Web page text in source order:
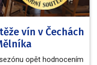
vín v Čechách
opět hodnocením